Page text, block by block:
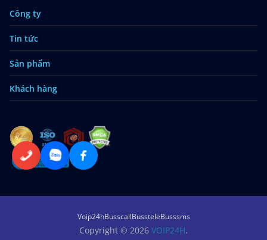
Công ty
Tin tức
Sản phẩm
Khách hàng
Voip24hBusscallBussteleBusssms
Copyright © 2026 VOIP24H.